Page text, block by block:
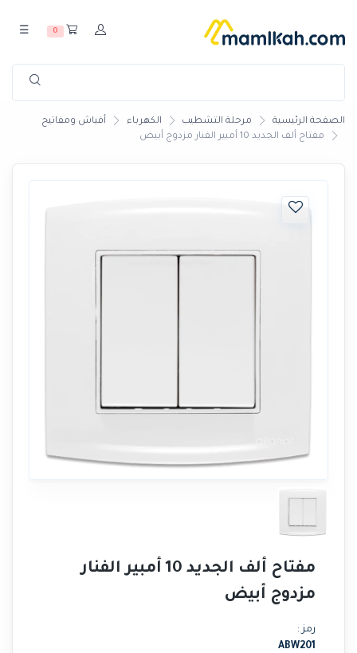
0
☰
الصفحة الرئيسية مرحلة التشطيب الكهرباء
أفياش ومفاتيح
مفتاح ألف الجديد 10 أمبير الفنار مزدوج أبيض
مفتاح ألف الجديد 10 أمبير الفنار
مزدوج أبيض
رمز :
ABW201